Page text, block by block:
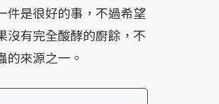
件是很好的事，不過希望
沒有完全酸酵的廚餘，不
來源之一。